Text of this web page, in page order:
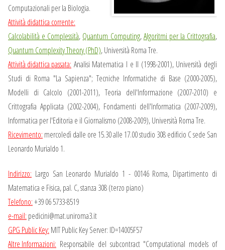
Computazionali per la Biologia.
Attività didattica corrente:
Calcolabilità e Complessità, Quantum Computing,Algoritmi per la Crittografia,
Quantum Complexity Theory (PhD), Università Roma Tre.
Attività didattica passata: Analisi Matematica I e II (1998-2001), Università degli
Studi di Roma "La Sapienza"; Tecniche Informatiche di Base (2000-2005),
Modelli di Calcolo (2001-2011), Teoria dell'Informazione (2007-2010) e
Crittografia Applicata (2002-2004), Fondamenti dell'Informatica (2007-2009),
Informatica per l'Editoria e il Giornalismo (2008-2009), Università Roma Tre.
Ricevimento: mercoledì dalle ore 15.30 alle 17.00 studio 308 edificio C sede San
Leonardo Murialdo 1.
Indirizzo: Largo San Leonardo Murialdo 1 - 00146 Roma, Dipartimento di
Matematica e Fisica, pal. C, stanza 308 (terzo piano)
Telefono:+39 06 5733-8519
e-mail: pedicini@mat.uniroma3.it
GPG Public Key: MIT Public Key Server: ID=14005F57
Altre Informazioni: Responsabile del subcontract "Computational models of